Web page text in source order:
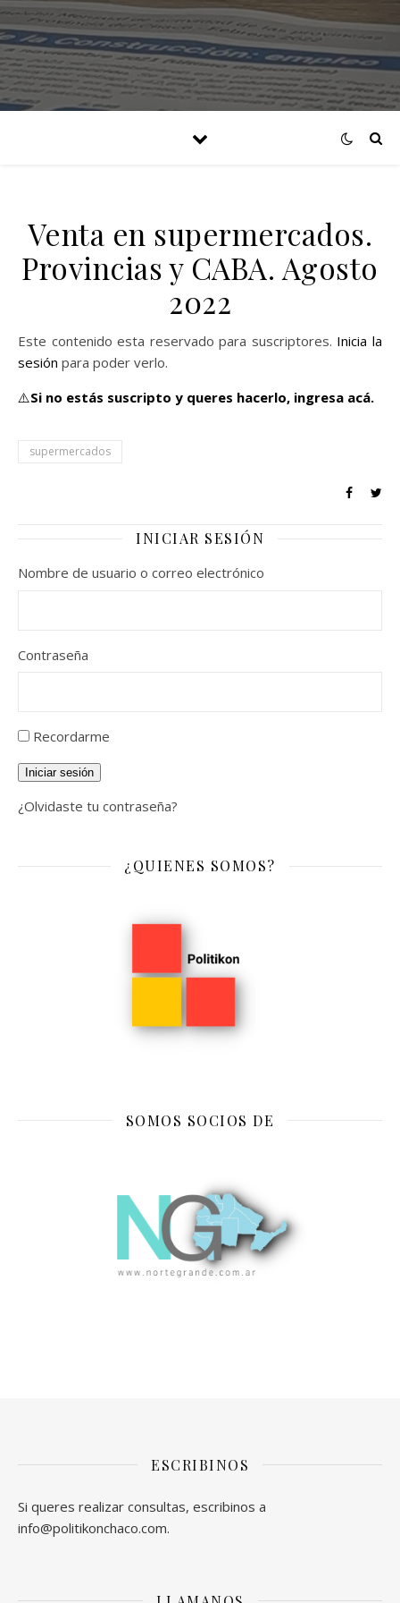
Venta en supermercados.
Provincias y CABA. Agosto
2022
Este contenido esta reservado para suscriptores. Inicia la
sesión para poder verlo.
⚠️Si no estás suscripto y queres hacerlo, ingresa acá.
supermercados
INICIAR SESIÓN
Nombre de usuario o correo electrónico
Contraseña
Recordarme
Iniciar sesión
¿Olvidaste tu contraseña?
¿QUIENES SOMOS?
SOMOS SOCIOS DE
ESCRIBINOS
Si queres realizar consultas, escribinos a
info@politikonchaco.com.